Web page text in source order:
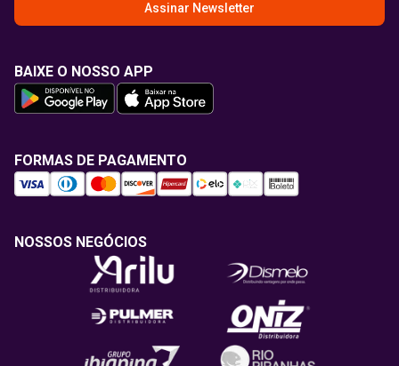
Assinar Newsletter
BAIXE O NOSSO APP
FORMAS DE PAGAMENTO
NOSSOS NEGÓCIOS